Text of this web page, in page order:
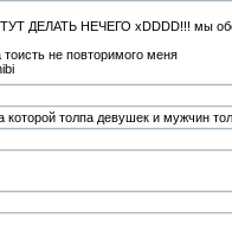
НЕЧЕГО хDDDD!!! мы
не повторимого меня
которой толпа девушек и мужчин